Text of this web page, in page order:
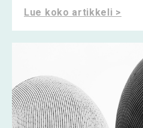
Lue koko artikkeli >